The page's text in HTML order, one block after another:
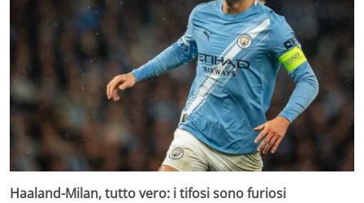
Haaland-Milan, tutto vero: i tifosi sono furiosi